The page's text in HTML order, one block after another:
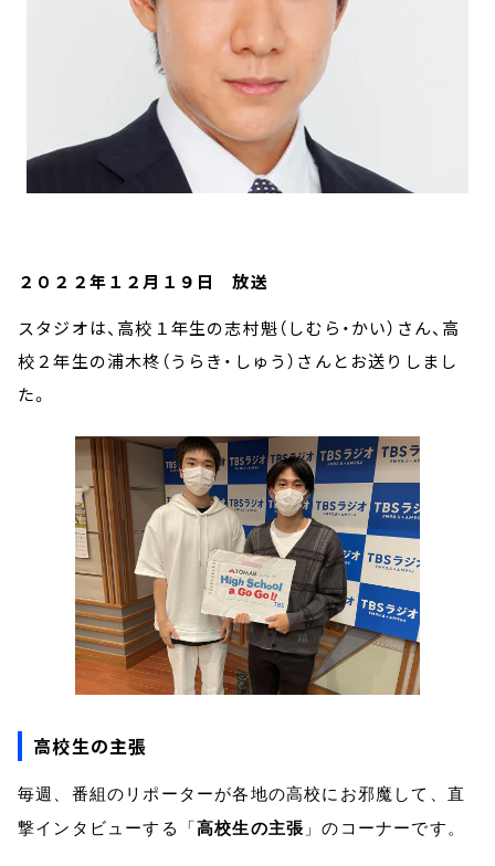
２０２２年１２月１９日 放送
スタジオは、高校１年生の志村魁（しむら・かい）さん、高
校２年生の浦木柊（うらき・しゅう）さんとお送りしまし
た。
高校生の主張
毎週、番組のリポーターが各地の高校にお邪魔して、直
撃インタビューする「 高校生の主張 」のコーナーです。